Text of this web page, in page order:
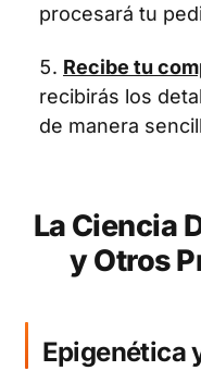
procesará tu
Recibe tu
recibirás los
de manera
La Ciencia
y Otros
Epigenética